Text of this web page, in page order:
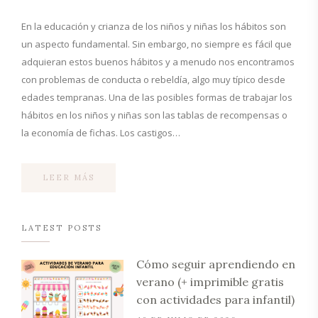
En la educación y crianza de los niños y niñas los hábitos son
un aspecto fundamental. Sin embargo, no siempre es fácil que
adquieran estos buenos hábitos y a menudo nos encontramos
con problemas de conducta o rebeldía, algo muy típico desde
edades tempranas. Una de las posibles formas de trabajar los
hábitos en los niños y niñas son las tablas de recompensas o
la economía de fichas. Los castigos…
LEER MÁS
LATEST POSTS
Cómo seguir aprendiendo en
verano (+ imprimible gratis
con actividades para infantil)